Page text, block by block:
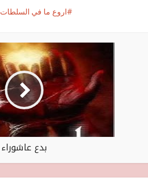
اروع ما في السلطات
بدع عاشوراء